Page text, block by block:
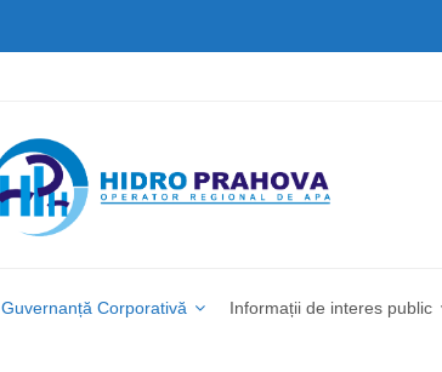
Guvernanță Corporativă Informații de interes public